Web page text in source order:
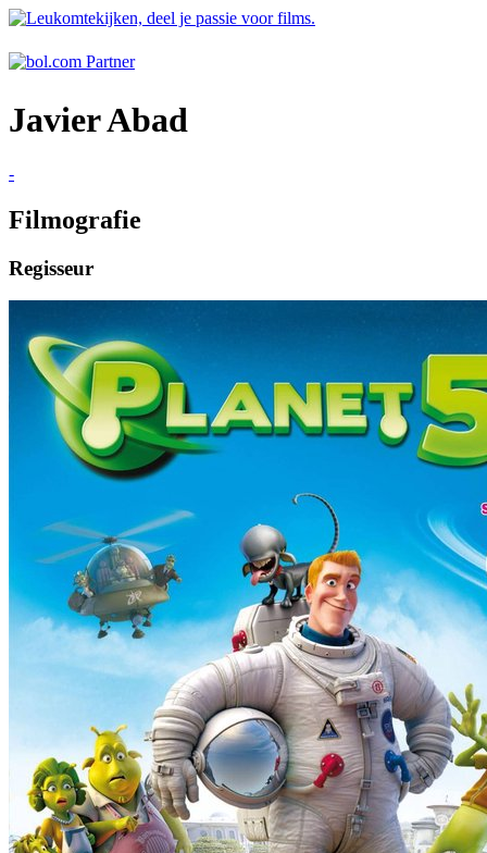
Javier Abad
-
Filmografie
Regisseur